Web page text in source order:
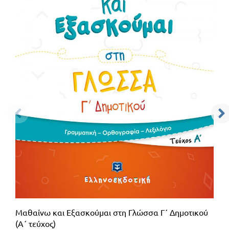
Μαθαίνω και Εξασκούμαι στη Γλώσσα Γ΄ Δημοτικού
(Α΄ τεύχος)